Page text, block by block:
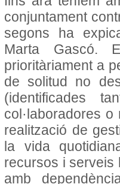
conjuntament
segons ha
Marta Gascó.
prioritàriament a
de solitud no
(identificades
col·laboradores
realització de
la vida
recursos i serveis
amb